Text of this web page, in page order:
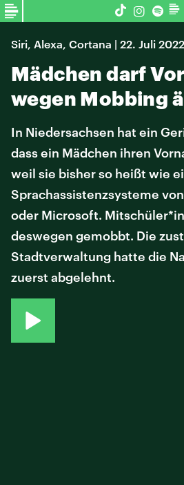
Siri, Alexa, Cortana | 22. Juli 2022
Mädchen darf
wegen Mobbing
In Niedersachsen hat ein
dass ein Mädchen ihren
weil sie bisher so heißt wie
Sprachassistenzsysteme
oder Microsoft.
deswegen gemobbt. Die
Stadtverwaltung hatte die
zuerst abgelehnt.